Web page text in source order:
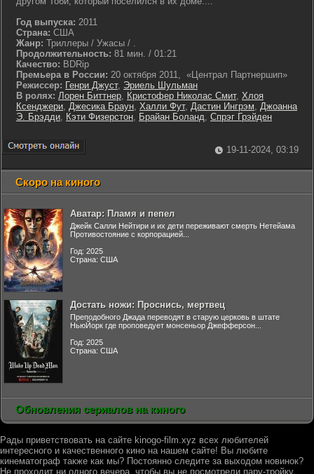
Год выпуска: 2011
Страна: США
Жанр: Триллеры / Ужасы / .
Продолжительность: 81 мин. / 01:21
Качество: BDRip
Премьера в России: 20 октября 2011, «Централ Партнершип»
Режиссер: Генри Джуст, Эриель Шульман
В ролях: Лорен Биттнер, Кристофер Николас Смит, Хлоя
Ксенджери, Джесика Браун, Халли Фут, Дастин Ингрэм, Джоанна
Э. Брэдди, Кэти Физерстон, Брайан Боланд, Спрэг Грэйден
19-11-2024, 03:19
Скоро на киного
Аватар: Пламя и пепел
Джейк Салли Нейтири и их дети переживают смерть Нетейама
Противостояние с корпорацией...
Год: 2025
Страна: США
Достать ножи: Проснись, мертвец
Преподобного Джада переводят в старую церковь в штате
НьюЙорк где проповедует монсеньор Джефферсон...
Год: 2025
Страна: США
Обновления сериалов на киного
Рады приветствовать на сайте kinogo-film.xyz всех любителей
интересного и качественного кино на нашем сайте! Вы любите
кинематограф также как мы? Постоянно следите за выходом новинок?
Не проходит ни одного вечера, чтобы вы не посмотрели пару-тройку